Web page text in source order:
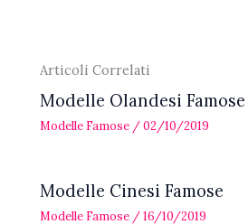
Articoli Correlati
Modelle Olandesi Famose
Modelle Famose /02/10/2019
Modelle Cinesi Famose
Modelle Famose /16/10/2019